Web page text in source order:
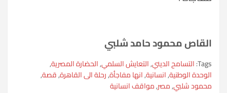
القاص محمود حامد شلبي
Tags: التسامح الديني,التعايش السلمي,الحضارة المصرية,
الوحدة الوطنية,انسانية,انها مفاجأة,رحلة الى القاهرة,قصة,
محمود شلبي,مصر,مواقف انسانية